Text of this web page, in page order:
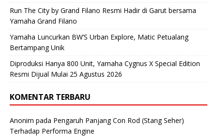
Run The City by Grand Filano Resmi Hadir di Garut bersama
Yamaha Grand Filano
Yamaha Luncurkan BW’S Urban Explore, Matic Petualang
Bertampang Unik
Diproduksi Hanya 800 Unit, Yamaha Cygnus X Special Edition
Resmi Dijual Mulai 25 Agustus 2026
KOMENTAR TERBARU
Anonim pada Pengaruh Panjang Con Rod (Stang Seher)
Terhadap Performa Engine